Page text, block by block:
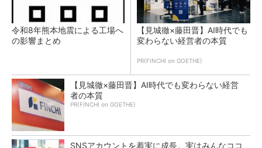
令和8年熊本地震による工場へ
の影響まとめ
【見城徹×藤田晋】AI時代でも
変わらない経営者の本質
PR(FINCHI on GOETHE)
【見城徹×藤田晋】AI時代でも変わらない経営
者の本質
PR(FINCHI on GOETHE)
SNSアカウントを着実に成長。実はみんなココ